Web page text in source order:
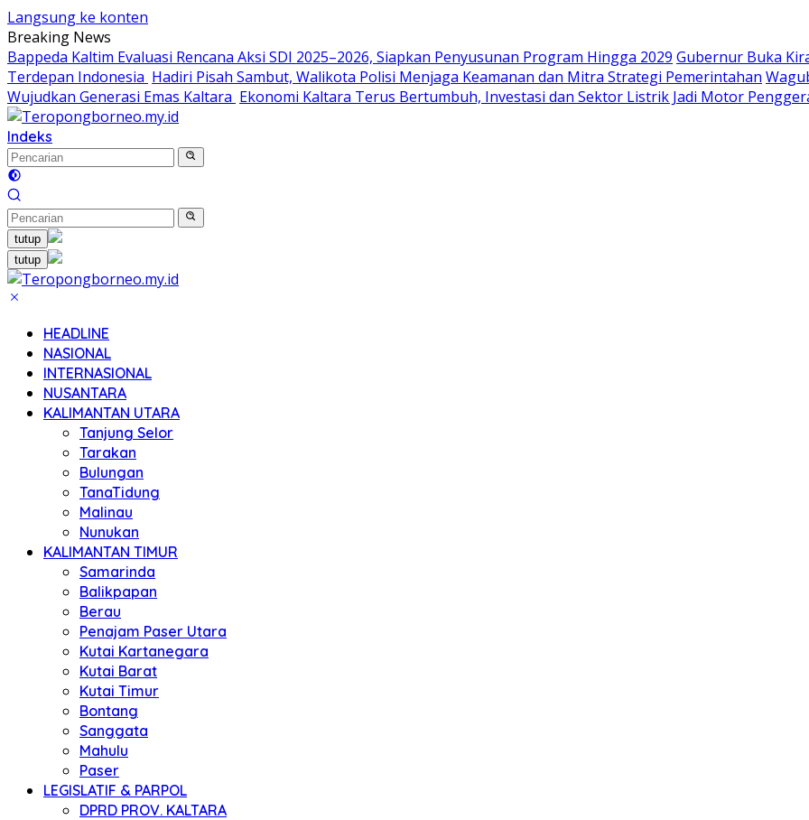
Langsung ke konten
Breaking News
Bappeda Kaltim Evaluasi Rencana Aksi SDI 2025–2026, Siapkan Penyusunan Program Hingga 2029 Gubernur Buka
Terdepan Indonesia Hadiri Pisah Sambut, Walikota Polisi Menjaga Keamanan dan Mitra Strategi Pemerintahan
Wujudkan Generasi Emas Kaltara Ekonomi Kaltara Terus Bertumbuh, Investasi dan Sektor Listrik Jadi Motor
Indeks
tutup
tutup
HEADLINE
NASIONAL
INTERNASIONAL
NUSANTARA
KALIMANTAN UTARA
Tanjung Selor
Tarakan
Bulungan
TanaTidung
Malinau
Nunukan
KALIMANTAN TIMUR
Samarinda
Balikpapan
Berau
Penajam Paser Utara
Kutai Kartanegara
Kutai Barat
Kutai Timur
Bontang
Sanggata
Mahulu
Paser
LEGISLATIF & PARPOL
DPRD PROV. KALTARA